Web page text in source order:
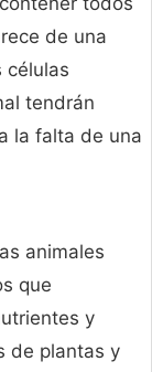
de una
células
tendrán
la falta de una
animales
que
y
de plantas y